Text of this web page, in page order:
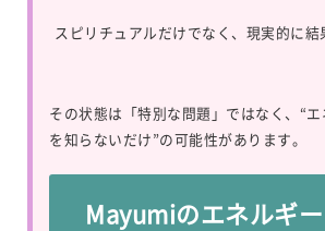
スピリチュアルだけでなく、現実的に結
その状態は「特別な問題」ではなく、“
を知らないだけ”の可能性があります。
Mayumiのエネルギ